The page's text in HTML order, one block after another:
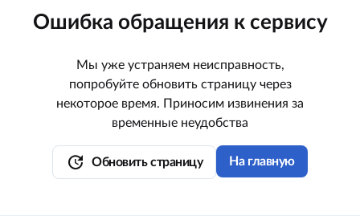
Ошибка обращения к сервису
Мы уже устраняем неисправность,
попробуйте обновить страницу через
некоторое время. Приносим извинения за
временные неудобства
update Обновить страницу На главную